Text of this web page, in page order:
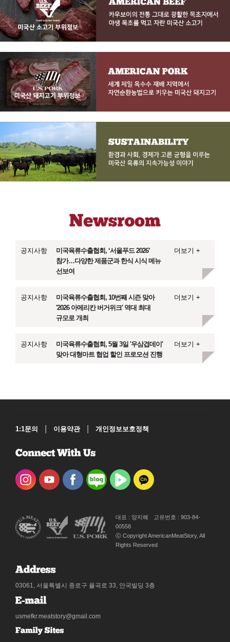
공지사항
미국육류수출협회, ‘서울푸드 2026’
참가…다양한 제품군과 한식 시식 메뉴
선보여
더보기 +
공지사항
미국육류수출협회, 10번째 시즌 맞아
'2026 아메리칸 버거위크' 역대 최대
규모로 개최
더보기 +
공지사항
미국육류수출협회, 5월 3일 '우삼겹데이'
맞아 대형마트 협업 할인 프로모션 진행
더보기 +
1:1문의 이용약관 개인정보보호정책
대표 : 양지혜
고유번호 : 903-84-
00558
ⓒ Copyright AmericanMeatStory, All
Rights Reserved
03061, 서울특별시 종로구 율곡로 33, 안국빌딩 3층
usmefkr.meatstory@gmail.com